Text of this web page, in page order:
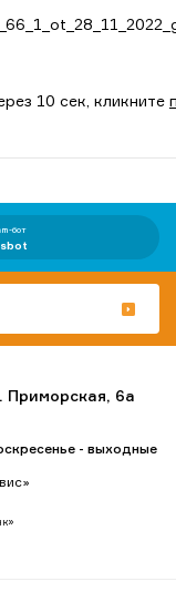
10 сек, кликните
бот
Приморская, 6а
- выходные